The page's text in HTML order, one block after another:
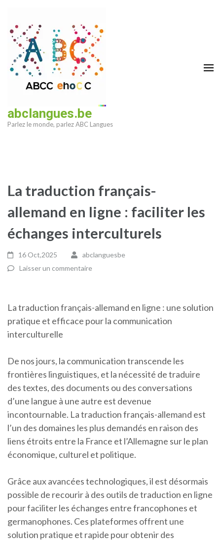
contenu
(Pressez
Entrée)
abclangues.be
Parlez le monde, parlez ABC Langues
La traduction français-
allemand en ligne : faciliter les
échanges interculturels
16 Oct,2025
abclanguesbe
Laisser un commentaire
La traduction français-allemand en ligne : une solution
pratique et efficace pour la communication
interculturelle
De nos jours, la communication transcende les
frontières linguistiques, et la nécessité de traduire
des textes, des documents ou des conversations
d’une langue à une autre est devenue
incontournable. La traduction français-allemand est
l’un des domaines les plus demandés en raison des
liens étroits entre la France et l’Allemagne sur le plan
économique, culturel et politique.
Grâce aux avancées technologiques, il est désormais
possible de recourir à des outils de traduction en ligne
pour faciliter les échanges entre francophones et
germanophones. Ces plateformes offrent une
solution pratique et rapide pour obtenir des